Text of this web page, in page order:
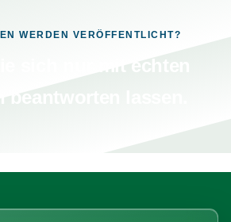
WERDEN VERÖFFENTLICHT?